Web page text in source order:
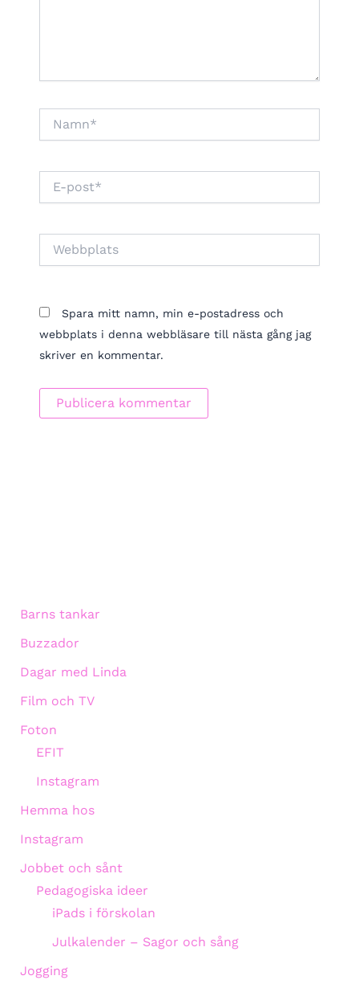
post*
Spara mitt namn, min e-postadress och
webbplats i denna webbläsare till nästa gång jag
skriver en kommentar.
Barns tankar
Buzzador
Dagar med Linda
Film och TV
Foton
EFIT
Instagram
Hemma hos
Instagram
Jobbet och sånt
Pedagogiska ideer
iPads i förskolan
Julkalender – Sagor och sång
Jogging